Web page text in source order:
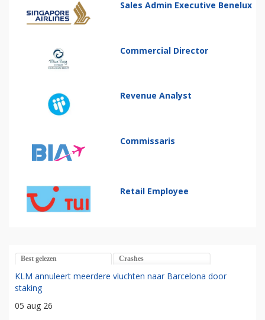
Sales Admin Executive Benelux
Commercial Director
Revenue Analyst
Commissaris
Retail Employee
Best gelezen Crashes
KLM annuleert meerdere vluchten naar Barcelona door
staking
05 aug 26